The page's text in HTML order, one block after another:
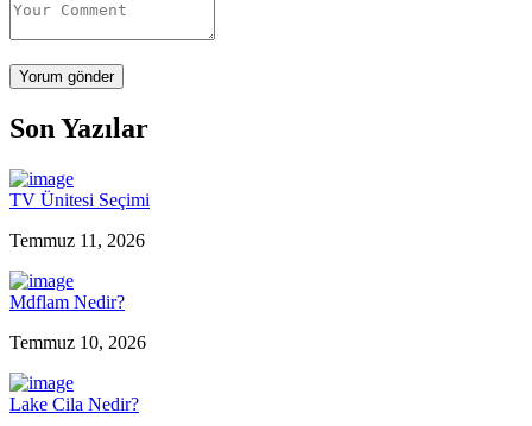
Son Yazılar
TV Ünitesi Seçimi
Temmuz 11, 2026
Mdflam Nedir?
Temmuz 10, 2026
Lake Cila Nedir?